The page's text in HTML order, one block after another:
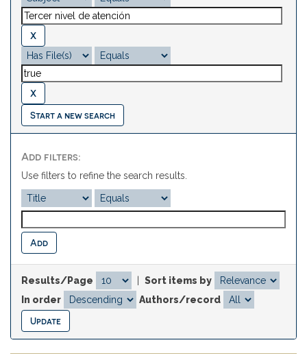
Start a new search
Add filters:
Use filters to refine the search results.
Results/Page
Sort items by
In order
Authors/record